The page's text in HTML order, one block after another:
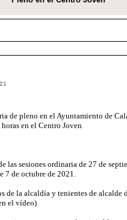
de pleno en el Ayuntamiento de
en el Centro Joven
las sesiones ordinaria de 27 de
7 de octubre de 2021.
de la alcaldía y tenientes de
el vídeo)